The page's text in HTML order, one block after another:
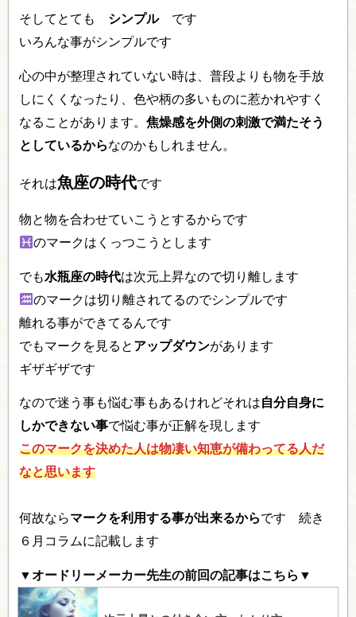
そしてとても シンプルです
いろんな事がシンプルです
心の中が整理されていない時は、普段よりも物を手放
しにくくなったり、色や柄の多いものに惹かれやすく
なることがあります。焦燥感を外側の刺激で満たそう
としているからなのかもしれません。
それは魚座の時代です
物と物を合わせていこうとするからです
のマークはくっつこうとします
でも水瓶座の時代は次元上昇なので切り離します
のマークは切り離されてるのでシンプルです
離れる事ができてるんです
でもマークを見ると アップダウンがあります
ギザギザです
なので迷う事も悩む事もあるけれどそれは自分自身に
しかできない事で悩む事が正解を現します
このマークを決めた人は物凄い知恵が備わってる人だ
なと思います
何故ならマークを利用する事が出来るからです 続き
６月コラムに記載します
▼オードリーメーカー先生の前回の記事はこちら▼